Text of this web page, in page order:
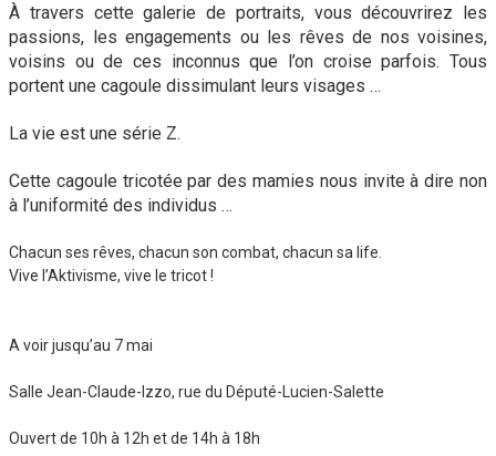
À travers cette galerie de portraits, vous découvrirez les
passions, les engagements ou les rêves de nos voisines,
voisins ou de ces inconnus que l’on croise parfois. Tous
portent une cagoule dissimulant leurs visages …
La vie est une série Z.
Cette cagoule tricotée par des mamies nous invite à dire non
à l’uniformité des individus …
Chacun ses rêves, chacun son combat, chacun sa life.
Vive l’Aktivisme, vive le tricot !
A voir jusqu’au 7 mai
Salle Jean-Claude-Izzo, rue du Député-Lucien-Salette
Ouvert de 10h à 12h et de 14h à 18h